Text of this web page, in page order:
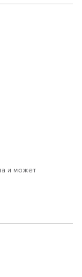
и может